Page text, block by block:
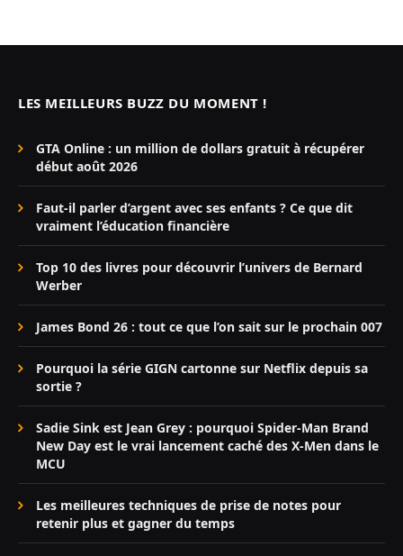
LES MEILLEURS BUZZ DU MOMENT !
GTA Online : un million de dollars gratuit à récupérer
début août 2026
Faut-il parler d’argent avec ses enfants ? Ce que dit
vraiment l’éducation financière
Top 10 des livres pour découvrir l’univers de Bernard
Werber
James Bond 26 : tout ce que l’on sait sur le prochain 007
Pourquoi la série GIGN cartonne sur Netflix depuis sa
sortie ?
Sadie Sink est Jean Grey : pourquoi Spider-Man Brand
New Day est le vrai lancement caché des X-Men dans le
MCU
Les meilleures techniques de prise de notes pour
retenir plus et gagner du temps